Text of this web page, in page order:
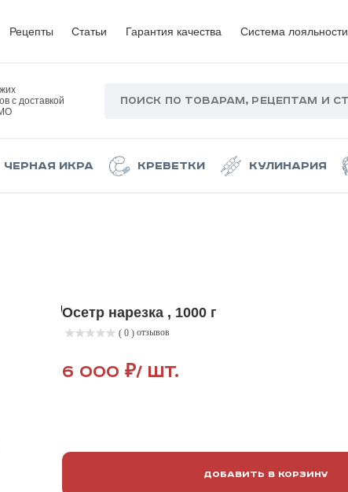
Рецепты Статьи Гарантия качества Система лояльности
с доставкой
Черная икра Креветки Кулинария
Осетр нарезка , 1000 г
( 0 ) отзывов
6 000 ₽/ шт.
Добавить в корзину